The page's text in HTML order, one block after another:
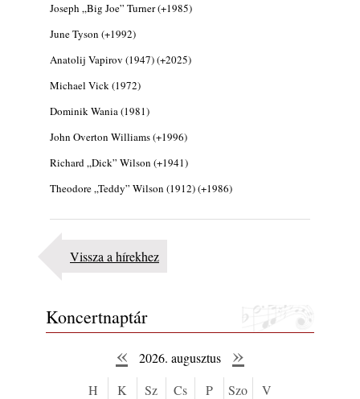
The Next Generation — 11. rész: Horváth
Szabolcs
2026. július 25.
Eged Márton: Old Songs
2026. július 25.
FREE JAZZ ALBUMS 2026 - 134. rész
2026. július 16.
A free jazz kiemelkedő alakjai - 79. rész:
2026. július 13.
Joseph „Big Joe” Turner (+1985)
June Tyson (+1992)
Anatolij Vapirov (1947) (+2025)
Michael Vick (1972)
Dominik Wania (1981)
John Overton Williams (+1996)
Richard „Dick” Wilson (+1941)
Theodore „Teddy” Wilson (1912) (+1986)
Vissza a hírekhez
Koncertnaptár
« 2026. augusztus »
H K Sz Cs P Szo V